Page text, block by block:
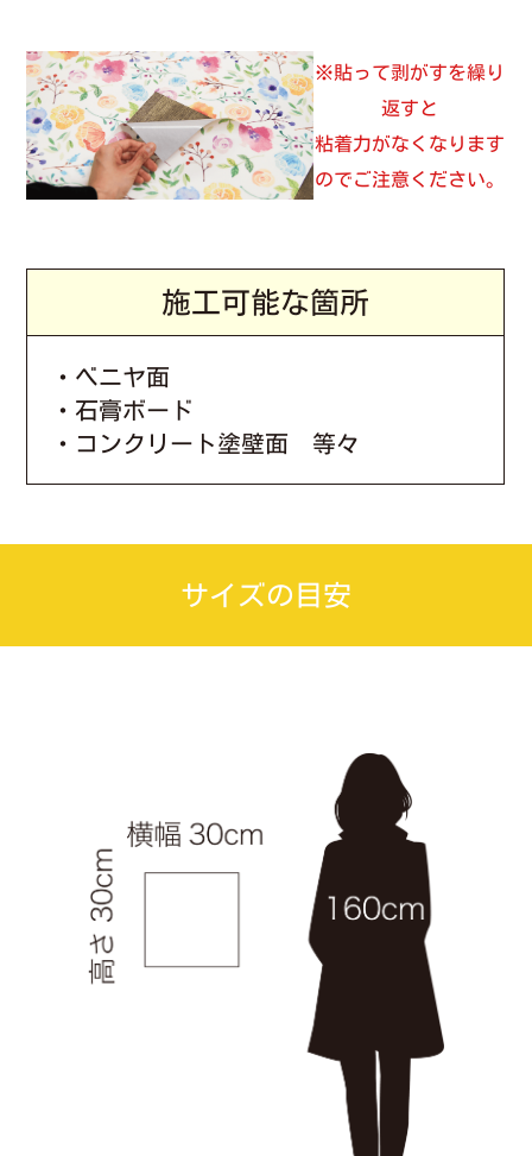
※貼って剥がすを繰り
返すと
粘着力がなくなります
のでご注意ください。
施工可能な箇所
・ベニヤ面
・石膏ボード
・コンクリート塗壁面 等々
サイズの目安